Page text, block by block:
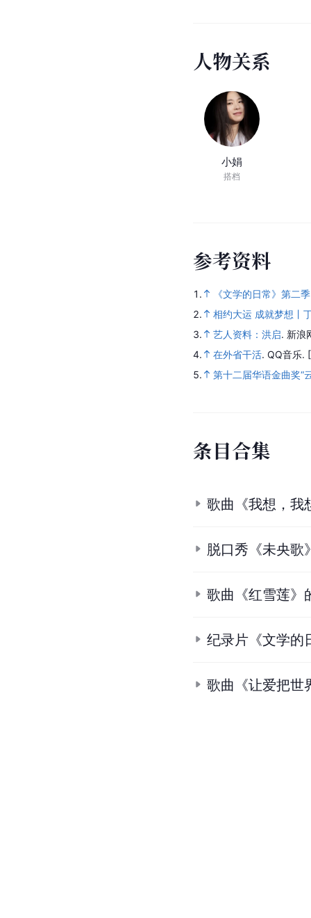
人物关系
小娟
搭档
参考资料
1.
《文学的日常》第二
2.
相约大运 成就梦想丨
3.
艺人资料：洪启. 新浪
4.
在外省干活. QQ音乐.
5.
第十二届华语金曲奖“
条目合集
歌曲《我想，我
脱口秀《未央歌
歌曲《红雪莲》
纪录片《文学的
歌曲《让爱把世